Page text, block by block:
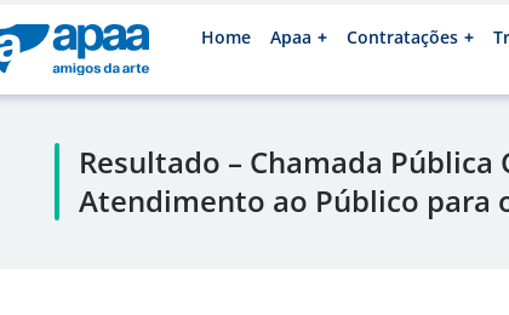
Home Apaa Contratações
Resultado – Chamada Pública
Atendimento ao Público para